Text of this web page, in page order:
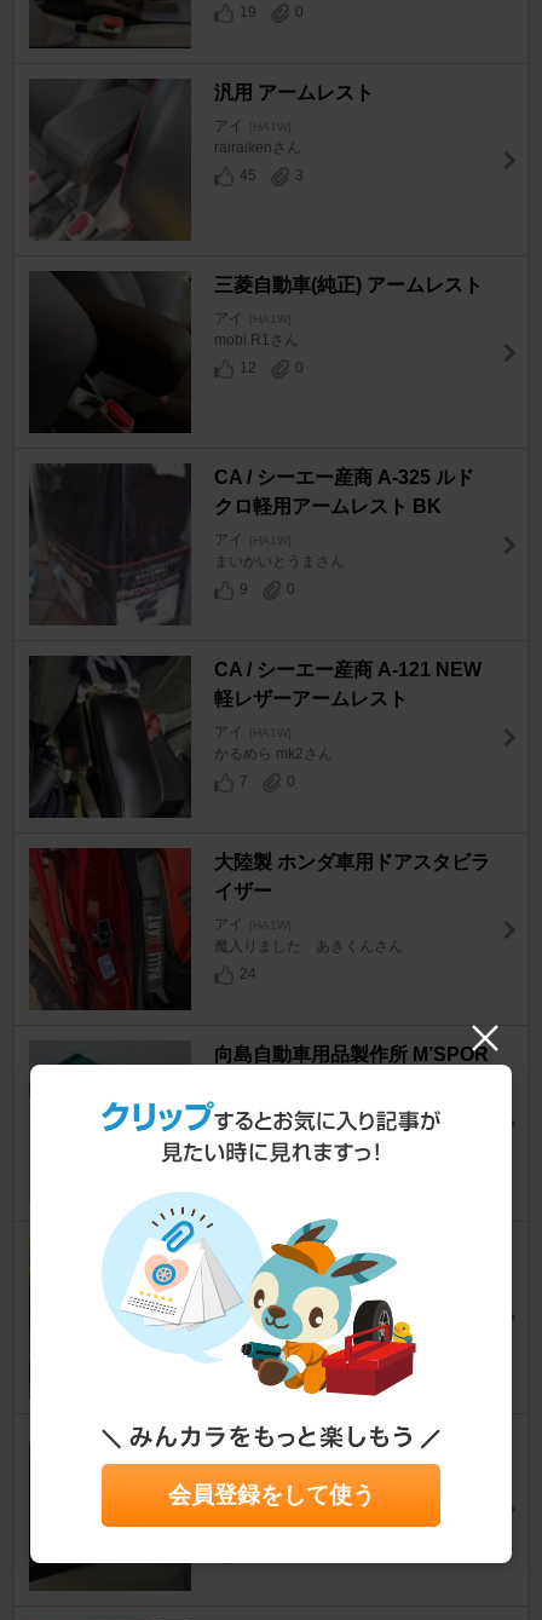
19
0
汎用 アームレスト
アイ [HA1W]
rairaikenさん
45
3
三菱自動車(純正) アームレスト
アイ [HA1W]
mobi.R1さん
12
0
CA / シーエー産商 A-325 ルド
クロ軽用アームレスト BK
アイ [HA1W]
まいかいとうまさん
9
0
CA / シーエー産商 A-121 NEW
軽レザーアームレスト
アイ [HA1W]
かるめら mk2さん
7
0
大陸製 ホンダ車用ドアスタビラ
イザー
アイ [HA1W]
魔入りました あきくんさん
24
向島自動車用品製作所 M’SPOR
シルバー
アイ [HA1W]
リティさん
MAGMAX プレミアムGPX SP
5W-30
アイ [HA1W]
パロットさん
30
純正 momo LEDドアミラーカ
アイ [HA1W]
SHINJOさん
会員登録をして使う